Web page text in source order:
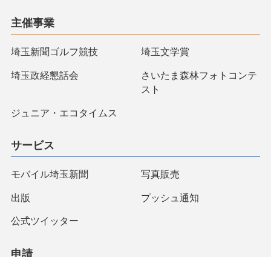
主催事業
埼玉新聞ゴルフ競技 埼玉文学賞
埼玉政経懇話会
さいたま森林フォトコンテ
スト
ジュニア・エコタイムス
サービス
モバイル埼玉新聞 写真販売
出版 プッシュ通知
公式ツイッター
申請